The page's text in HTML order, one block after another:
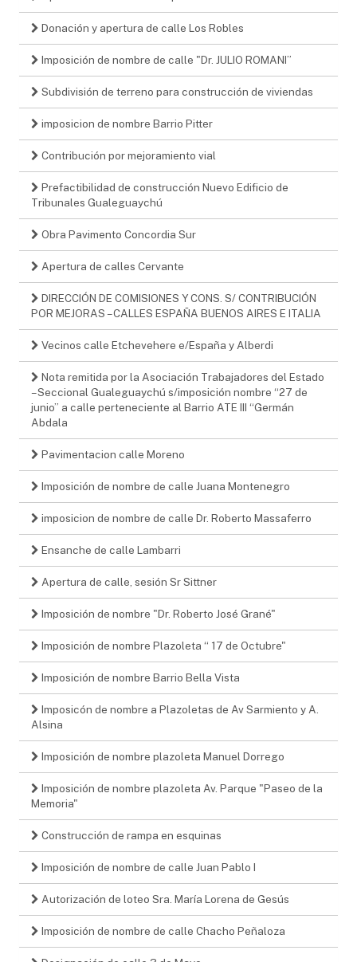
Donación y apertura de calle Los Robles
Imposición de nombre de calle "Dr. JULIO ROMANI”
Subdivisión de terreno para construcción de viviendas
imposicion de nombre Barrio Pitter
Contribución por mejoramiento vial
Prefactibilidad de construcción Nuevo Edificio de
Tribunales Gualeguaychú
Obra Pavimento Concordia Sur
Apertura de calles Cervante
DIRECCIÓN DE COMISIONES Y CONS. S/ CONTRIBUCIÓN
POR MEJORAS – CALLES ESPAÑA BUENOS AIRES E ITALIA
Vecinos calle Etchevehere e/España y Alberdi
Nota remitida por la Asociación Trabajadores del Estado
– Seccional Gualeguaychú s/imposición nombre “27 de
junio” a calle perteneciente al Barrio ATE III “Germán
Abdala
Pavimentacion calle Moreno
Imposición de nombre de calle Juana Montenegro
imposicion de nombre de calle Dr. Roberto Massaferro
Ensanche de calle Lambarri
Apertura de calle, sesión Sr Sittner
Imposición de nombre "Dr. Roberto José Grané"
Imposición de nombre Plazoleta “ 17 de Octubre"
Imposición de nombre Barrio Bella Vista
Imposicón de nombre a Plazoletas de Av Sarmiento y A.
Alsina
Imposición de nombre plazoleta Manuel Dorrego
Imposición de nombre plazoleta Av. Parque "Paseo de la
Memoria"
Construcción de rampa en esquinas
Imposición de nombre de calle Juan Pablo I
Autorización de loteo Sra. María Lorena de Gesús
Imposición de nombre de calle Chacho Peñaloza